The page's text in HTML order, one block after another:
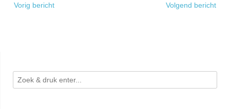
navigatie
Vorig bericht Volgend bericht